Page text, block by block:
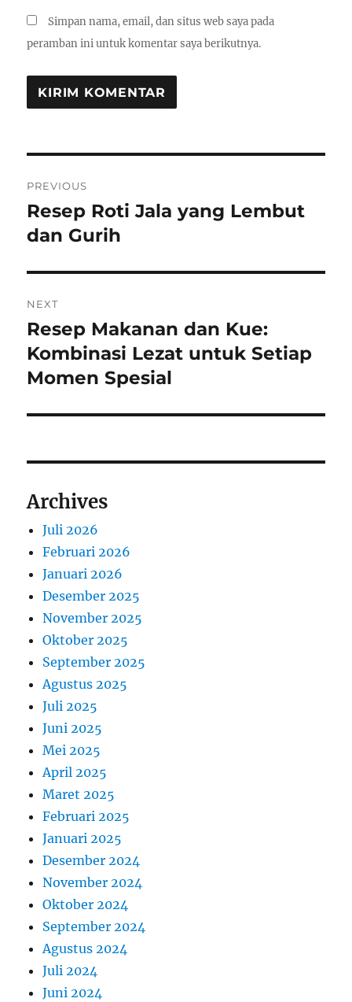
Simpan nama, email, dan situs web saya pada
peramban ini untuk komentar saya berikutnya.
pos
PREVIOUS
Previous
post:
Resep Roti Jala yang Lembut
dan Gurih
NEXT
Next
post:
Resep Makanan dan Kue:
Kombinasi Lezat untuk Setiap
Momen Spesial
Archives
Juli 2026
Februari 2026
Januari 2026
Desember 2025
November 2025
Oktober 2025
September 2025
Agustus 2025
Juli 2025
Juni 2025
Mei 2025
April 2025
Maret 2025
Februari 2025
Januari 2025
Desember 2024
November 2024
Oktober 2024
September 2024
Agustus 2024
Juli 2024
Juni 2024